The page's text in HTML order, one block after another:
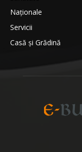
Naționale
Servicii
Casă și Grădină